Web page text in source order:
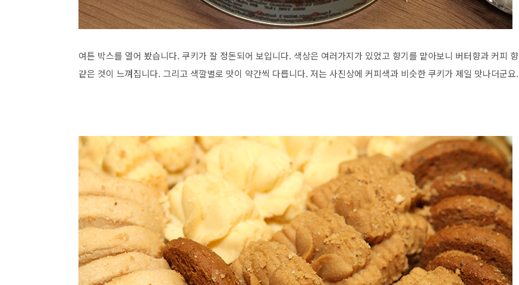
여튼 박스를 열어 봤습니다. 쿠키가 잘 정돈되어 보입니다. 색상은 여러가지가 있었고 향기를 맡아보니 버터향과 커피 향
같은 것이 느껴집니다. 그리고 색깔별로 맛이 약간씩 다릅니다. 저는 사진상에 커피색과 비슷한 쿠키가 제일 맛나더군요.